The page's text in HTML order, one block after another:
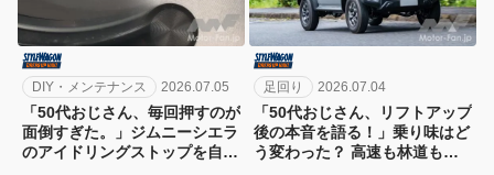
DIY・メンテナンス 2026.07.05
「50代おじさん、毎回押すのが
面倒すぎた。」ジムニーシエラ
のアイドリングストップを自動
足回り 2026.07.04
「50代おじさん、リフトアップ
後の本音を語る！」乗り味はど
う変わった？ 高速も林道も走